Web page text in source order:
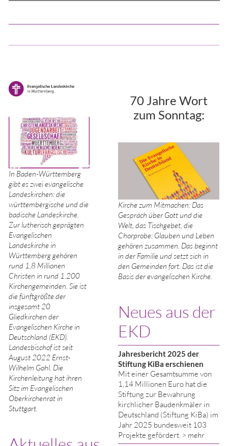
In Baden-Württemberg
gibt es zwei evangelische
Landeskirchen: die
württembergische und die
badische Landeskirche.
Zur lutherisch geprägten
Evangelischen
Landeskirche in
Württemberg gehören
rund 1,8 Millionen
Christen in rund 1.200
Kirchengemeinden. Sie ist
die fünftgrößte der
insgesamt 20
Gliedkirchen der
Evangelischen Kirche in
Deutschland (EKD).
Landesbischof ist seit
August 2022 Ernst-
Wilhelm Gohl. Die
Kirchenleitung hat ihren
Sitz im Evangelischen
Oberkirchenrat in
Stuttgart.
70 Jahre Wort
zum Sonntag:
Kirche zum Mitmachen: Das
Gespräch über Gott und die
Welt, das Tischgebet, die
Chorprobe: Glauben und Leben
gehören zusammen. Das beginnt
in der Familie und setzt sich in
den Gemeinden fort. Das ist die
Basis der evangelischen Kirche.
Neues aus der
EKD
Jahresbericht 2025 der
Stiftung KiBa erschienen
Mit einer Gesamtsumme von
1,14 Millionen Euro hat die
Stiftung zur Bewahrung
kirchlicher Baudenkmäler in
Deutschland (Stiftung KiBa) im
Jahr 2025 bundesweit 103
Projekte gefördert. > mehr